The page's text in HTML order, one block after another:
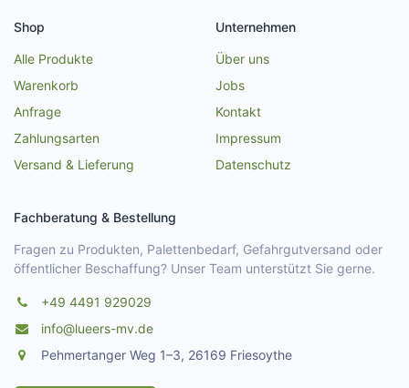
Shop
Alle Produkte
Warenkorb
Anfrage
Zahlungsarten
Versand & Lieferung
Unternehmen
Über uns
Jobs
Kontakt
Impressum
Datenschutz
Fachberatung & Bestellung
Fragen zu Produkten, Palettenbedarf, Gefahrgutversand oder
öffentlicher Beschaffung? Unser Team unterstützt Sie gerne.
+49 4491 929029
info@lueers-mv.de
Pehmertanger Weg 1–3, 26169 Friesoythe